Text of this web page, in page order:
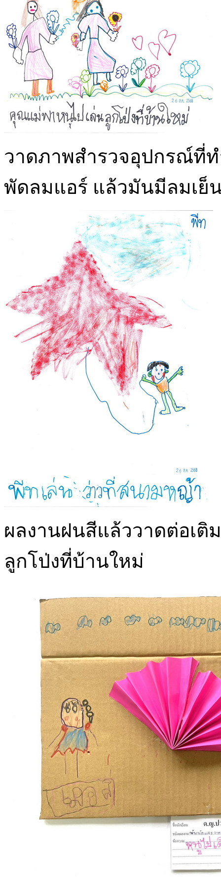
วาดภาพสำรวจอุปกรณ์ที่ท
พัดลมแอร์ แล้วมันมีลมเย็
ผลงานฝนสีแล้ววาดต่อเ
ลูกโป่งที่บ้านใหม่